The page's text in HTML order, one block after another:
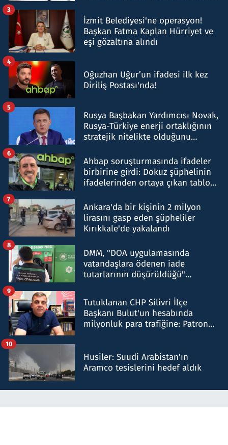
İzmit Belediyesi'ne operasyon!
Başkan Fatma Kaplan Hürriyet ve
eşi gözaltına alındı
3
Oğuzhan Uğur’un ifadesi ilk kez
Diriliş Postası'nda!
4
Rusya Başbakan Yardımcısı Novak,
Rusya-Türkiye enerji ortaklığının
stratejik nitelikte olduğunu
5
Ahbap soruşturmasında ifadeler
birbirine girdi: Dokuz şüphelinin
ifadelerinden ortaya çıkan tablo
6
Ankara'da bir kişinin 2 milyon
lirasını gasp eden şüpheliler
Kırıkkale'de yakalandı
7
DMM, "DOA uygulamasında
vatandaşlara ödenen iade
tutarlarının düşürüldüğü"
8
Tutuklanan CHP Silivri İlçe
Başkanı Bulut'un hesabında
milyonluk para trafiğine: Patron
9
Husiler: Suudi Arabistan'ın
Aramco tesislerini hedef aldık
10